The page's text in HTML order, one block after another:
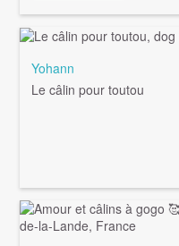
Yohann
Le câlin pour toutou